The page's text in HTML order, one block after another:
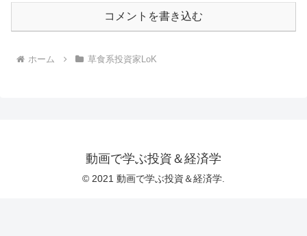
コメントを書き込む
ホーム 草食系投資家LoK
動画で学ぶ投資＆経済学
© 2021 動画で学ぶ投資＆経済学.